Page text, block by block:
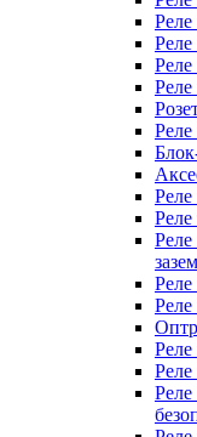
Реле
Реле
Реле
Реле
Реле
Реле
Реле
Реле
Реле